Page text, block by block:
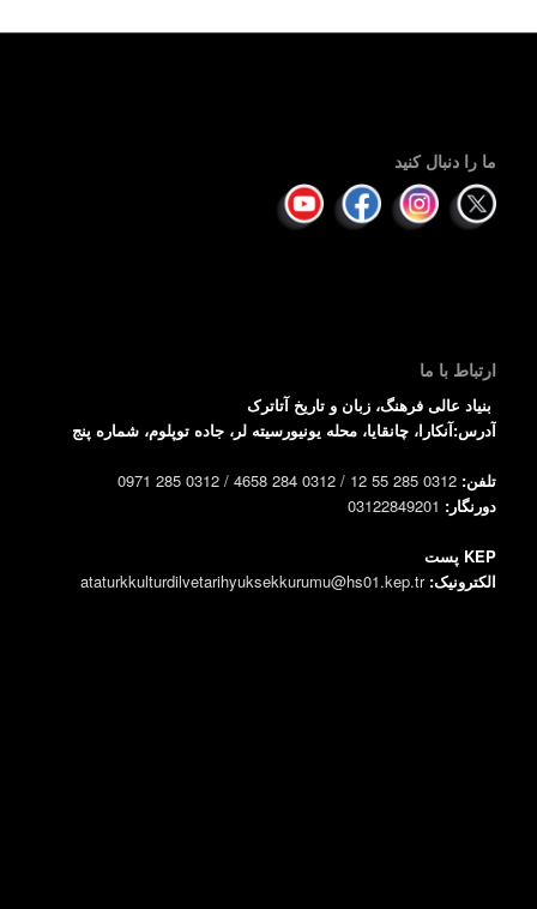
ما را دنبال کنید
ارتباط با ما
بنیاد عالی فرهنگ، زبان و تاریخ آتاترک
آدرس:آنکارا، چانقایا، محله یونیورسیته لر، جاده توپلوم، شماره پنج
تلفن:
دورنگار:
KEP پست
الکترونیک:ataturkkulturdilvetarihyuksekkurumu@hs01.kep.tr